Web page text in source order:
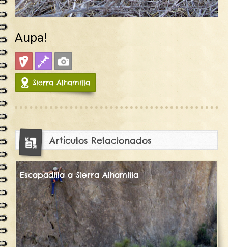
Aupa!
DeportivaFisurasFotos
Sierra Alhamilla
Artículos Relacionados
Escapadilla a Sierra Alhamilla